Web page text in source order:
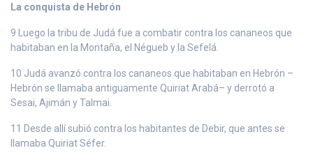
La conquista de Hebrón
9 Luego la tribu de Judá fue a combatir contra los cananeos que
habitaban en la Montaña, el Négueb y la Sefelá.
10 Judá avanzó contra los cananeos que habitaban en Hebrón –
Hebrón se llamaba antiguamente Quiriat Arabá– y derrotó a
Sesai, Ajimán y Talmai.
11 Desde allí subió contra los habitantes de Debir, que antes se
llamaba Quiriat Séfer.